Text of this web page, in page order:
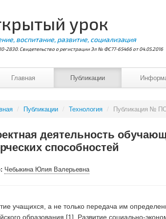
урок
воспитание, развитие, социализация
2830. Свидетельство о регистрации Эл № ФС77-65466 от 04.05.2016
Главная Публикации
/ Публикации / Технология / Публикация №
деятельность
способностей
Чебыкина Юлия Валерьевна
учащихся, а не только передача им
образования [1]. Развитие социально-